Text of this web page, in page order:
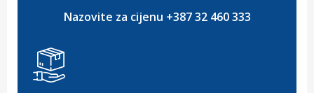
Nazovite za cijenu +387 32 460 333